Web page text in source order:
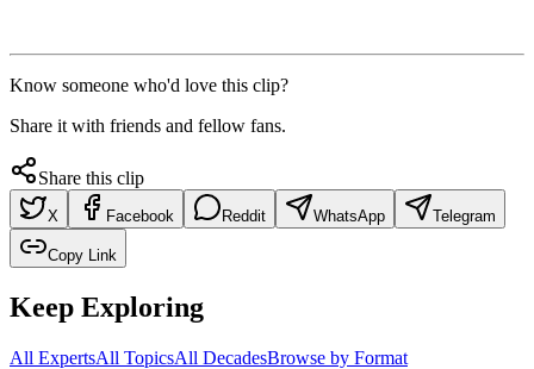
Know someone who'd love this clip?
Share it with friends and fellow fans.
Share this clip
X Facebook Reddit WhatsApp Telegram
Copy Link
Keep Exploring
All ExpertsAll TopicsAll DecadesBrowse by Format